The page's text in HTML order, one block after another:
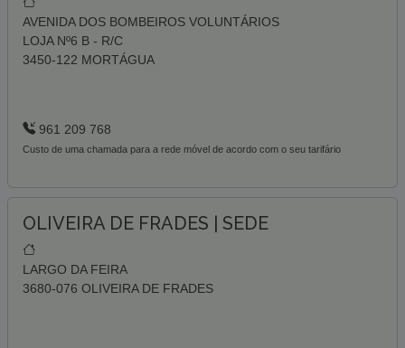
AVENIDA DOS BOMBEIROS VOLUNTÁRIOS
LOJA Nº6 B - R/C
3450-122 MORTÁGUA
961 209 768
Custo de uma chamada para a rede móvel de acordo com o seu tarifário
OLIVEIRA DE FRADES | SEDE
LARGO DA FEIRA
3680-076 OLIVEIRA DE FRADES